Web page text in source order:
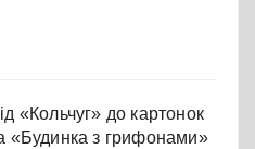
«Кольчуг» до картонок
«Будинка з грифонами»